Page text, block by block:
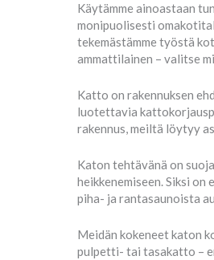
Käytämme ainoastaan
monipuolisesti
tekemästämme työstä
ammattilainen – valitse
Katto on rakennuksen
luotettavia
rakennus, meiltä löytyy
Katon tehtävänä on
heikkenemiseen. Siksi
piha- ja rantasaunoista
Meidän kokeneet katon
pulpetti- tai tasakatto –